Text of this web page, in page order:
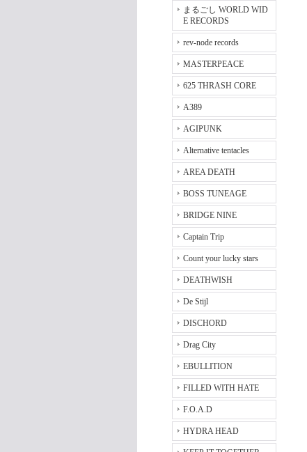
まるごし WORLD WID
E RECORDS
rev-node records
MASTERPEACE
625 THRASH CORE
A389
AGIPUNK
Alternative tentacles
AREA DEATH
BOSS TUNEAGE
BRIDGE NINE
Captain Trip
Count your lucky stars
DEATHWISH
De Stijl
DISCHORD
Drag City
EBULLITION
FILLED WITH HATE
F.O.A.D
HYDRA HEAD